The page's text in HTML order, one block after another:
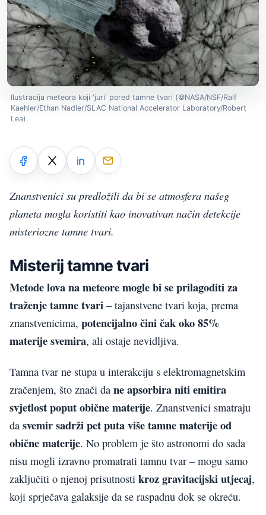
Ilustracija meteora koji 'juri' pored tamne tvari (©NASA/NSF/Ralf
Kaehler/Ethan Nadler/SLAC National Accelerator Laboratory/Robert
Lea).
Znanstvenici su predložili da bi se atmosfera našeg
planeta mogla koristiti kao inovativan način detekcije
misteriozne tamne tvari.
Misterij tamne tvari
Metode lova na meteore mogle bi se prilagoditi za
traženje tamne tvari – tajanstvene tvari koja, prema
znanstvenicima, potencijalno čini čak oko 85%
materije svemira, ali ostaje nevidljiva.
Tamna tvar ne stupa u interakciju s elektromagnetskim
zračenjem, što znači da ne apsorbira niti emitira
svjetlost poput obične materije. Znanstvenici smatraju
da svemir sadrži pet puta više tamne materije od
obične materije. No problem je što astronomi do sada
nisu mogli izravno promatrati tamnu tvar – mogu samo
zaključiti o njenoj prisutnosti kroz gravitacijski utjecaj,
koji sprječava galaksije da se raspadnu dok se okreću.